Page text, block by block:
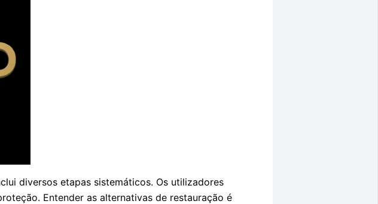
diversos etapas sistemáticos. Os utilizadores
Entender as alternativas de restauração é